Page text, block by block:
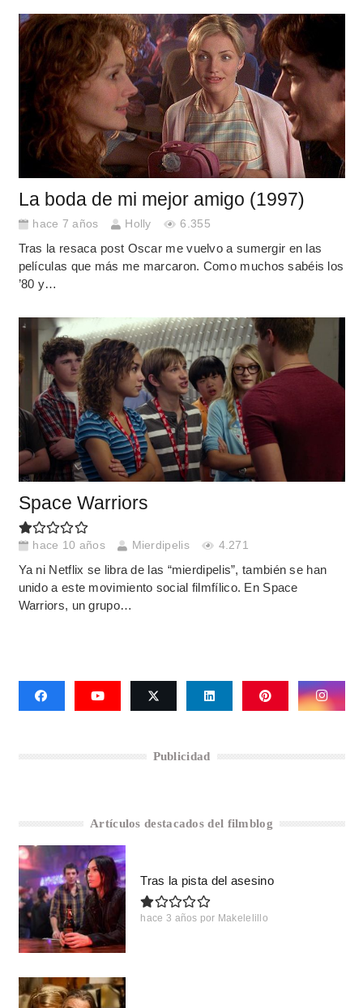
La boda de mi mejor amigo (1997)
hace 7 años Holly 6.355
Tras la resaca post Oscar me vuelvo a sumergir en las
películas que más me marcaron. Como muchos sabéis los
’80 y…
Space Warriors
hace 10 años Mierdipelis 4.271
Ya ni Netflix se libra de las “mierdipelis”, también se han
unido a este movimiento social filmfílico. En Space
Warriors, un grupo…
Publicidad
Artículos destacados del filmblog
Tras la pista del asesino
hace 3 años por Makelelillo